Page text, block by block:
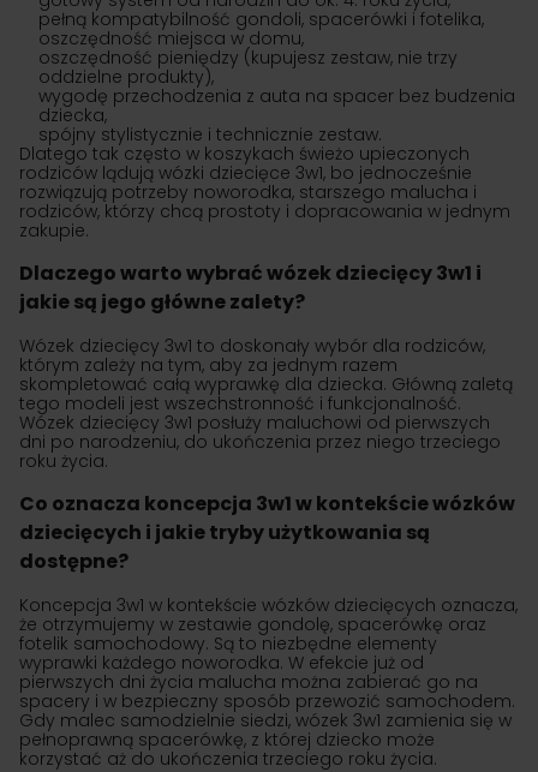
pełną kompatybilność gondoli, spacerówki i fotelika,
oszczędność miejsca w domu,
oszczędność pieniędzy (kupujesz zestaw, nie trzy
oddzielne produkty),
wygodę przechodzenia z auta na spacer bez budzenia
dziecka,
spójny stylistycznie i technicznie zestaw.
Dlatego tak często w koszykach świeżo upieczonych
rodziców lądują wózki dziecięce 3w1, bo jednocześnie
rozwiązują potrzeby noworodka, starszego malucha i
rodziców, którzy chcą prostoty i dopracowania w jednym
zakupie.
Dlaczego warto wybrać wózek dziecięcy 3w1 i
jakie są jego główne zalety?
Wózek dziecięcy 3w1 to doskonały wybór dla rodziców,
którym zależy na tym, aby za jednym razem
skompletować całą wyprawkę dla dziecka. Główną zaletą
tego modeli jest wszechstronność i funkcjonalność.
Wózek dziecięcy 3w1 posłuży maluchowi od pierwszych
dni po narodzeniu, do ukończenia przez niego trzeciego
roku życia.
Co oznacza koncepcja 3w1 w kontekście wózków
dziecięcych i jakie tryby użytkowania są
dostępne?
Koncepcja 3w1 w kontekście wózków dziecięcych oznacza,
że otrzymujemy w zestawie gondolę, spacerówkę oraz
fotelik samochodowy. Są to niezbędne elementy
wyprawki każdego noworodka. W efekcie już od
pierwszych dni życia malucha można zabierać go na
spacery i w bezpieczny sposób przewozić samochodem.
Gdy malec samodzielnie siedzi, wózek 3w1 zamienia się w
pełnoprawną spacerówkę, z której dziecko może
korzystać aż do ukończenia trzeciego roku życia.